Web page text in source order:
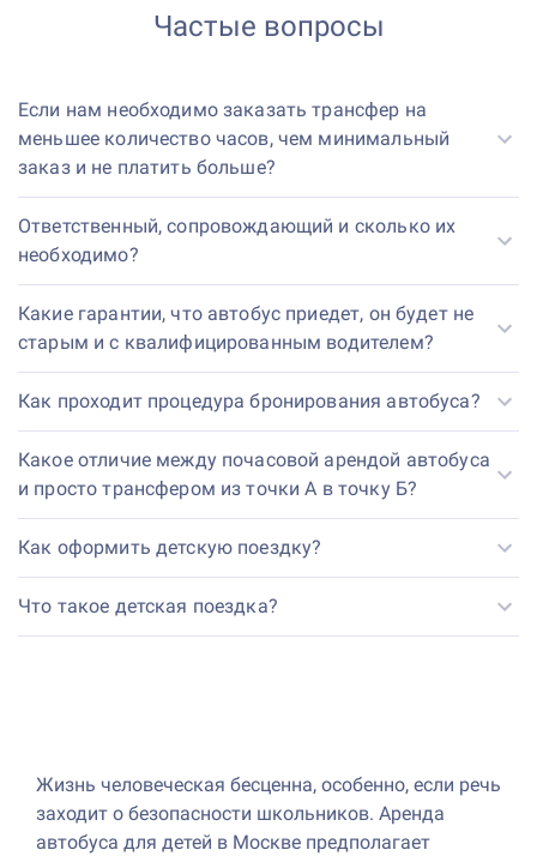
Частые вопросы
Если нам необходимо заказать трансфер на
меньшее количество часов, чем минимальный
заказ и не платить больше?
Ответственный, сопровождающий и сколько их
необходимо?
Какие гарантии, что автобус приедет, он будет не
старым и с квалифицированным водителем?
Как проходит процедура бронирования автобуса?
Какое отличие между почасовой арендой автобуса
и просто трансфером из точки А в точку Б?
Как оформить детскую поездку?
Что такое детская поездка?
Жизнь человеческая бесценна, особенно, если речь
заходит о безопасности школьников. Аренда
автобуса для детей в Москве предполагает